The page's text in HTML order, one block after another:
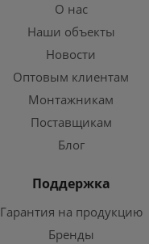
О нас
Наши объекты
Новости
Оптовым клиентам
Монтажникам
Поставщикам
Блог
Поддержка
Гарантия на продукцию
Бренды